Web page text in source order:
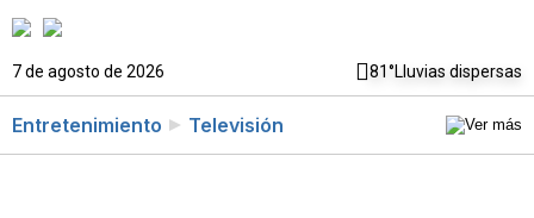
7 de agosto de 2026 81°Lluvias dispersas
Entretenimiento Televisión